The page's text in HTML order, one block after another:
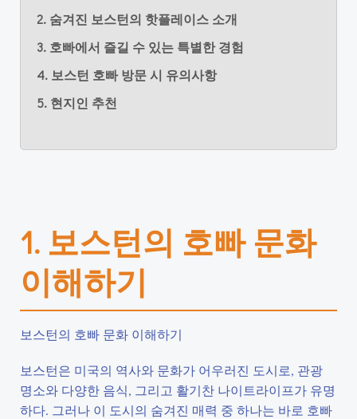
2. 숨겨진 보스턴의 핫플레이스 소개
3. 호빠에서 즐길 수 있는 특별한 경험
4. 보스턴 호빠 방문 시 유의사항
5. 현지인 추천
1. 보스턴의 호빠 문화
이해하기
보스턴의 호빠 문화 이해하기
보스턴은 미국의 역사와 문화가 어우러진 도시로, 관광
명소와 다양한 음식, 그리고 활기찬 나이트라이프가 유명
하다. 그러나 이 도시의 숨겨진 매력 중 하나는 바로 호빠